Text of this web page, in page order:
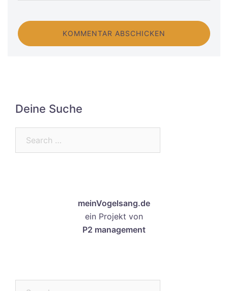
Deine Suche
meinVogelsang.de
ein Projekt von
P2 management